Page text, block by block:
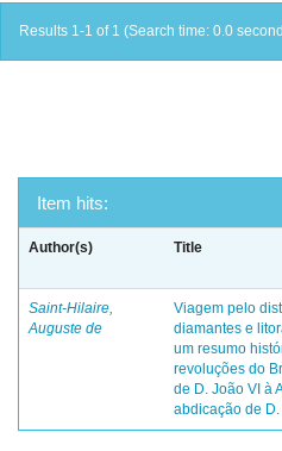
Results 1-1 of 1 (Search time: 0.0
Item hits:
Author(s) Title
Saint-Hilaire,
Auguste de
Viagem pelo
diamantes e
um resumo
revoluções do
de D. João VI à
abdicação de